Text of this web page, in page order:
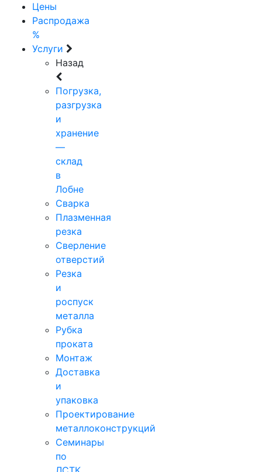
Цены
Распродажа
%
Услуги
Назад
Погрузка,
разгрузка
и
хранение
—
склад
в
Лобне
Сварка
Плазменная
резка
Сверление
отверстий
Резка
и
роспуск
металла
Рубка
проката
Монтаж
Доставка
и
упаковка
Проектирование
металлоконструкций
Семинары
по